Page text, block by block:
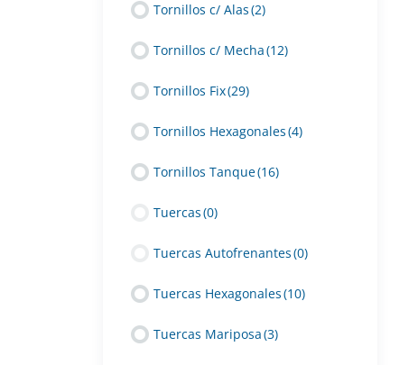
Tornillos c/ Alas(2)
Tornillos c/ Mecha(12)
Tornillos Fix(29)
Tornillos Hexagonales(4)
Tornillos Tanque(16)
Tuercas(0)
Tuercas Autofrenantes(0)
Tuercas Hexagonales(10)
Tuercas Mariposa(3)